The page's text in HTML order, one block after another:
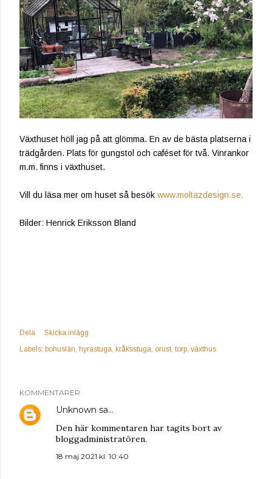
Växthuset höll jag på att glömma. En av de bästa platserna i
trädgården. Plats för gungstol och caféset för två. Vinrankor
m.m. finns i växthuset.
Vill du läsa mer om huset så besök www.moltazdesign.se.
Bilder: Henrick Eriksson Bland
Dela
Skicka inlägg
Labels: bohuslän hyrastuga kråksstuga orust torp växthus
KOMMENTARER
Unknown sa…
Den här kommentaren har tagits bort av
bloggadministratören.
18 maj 2021 kl. 10:40